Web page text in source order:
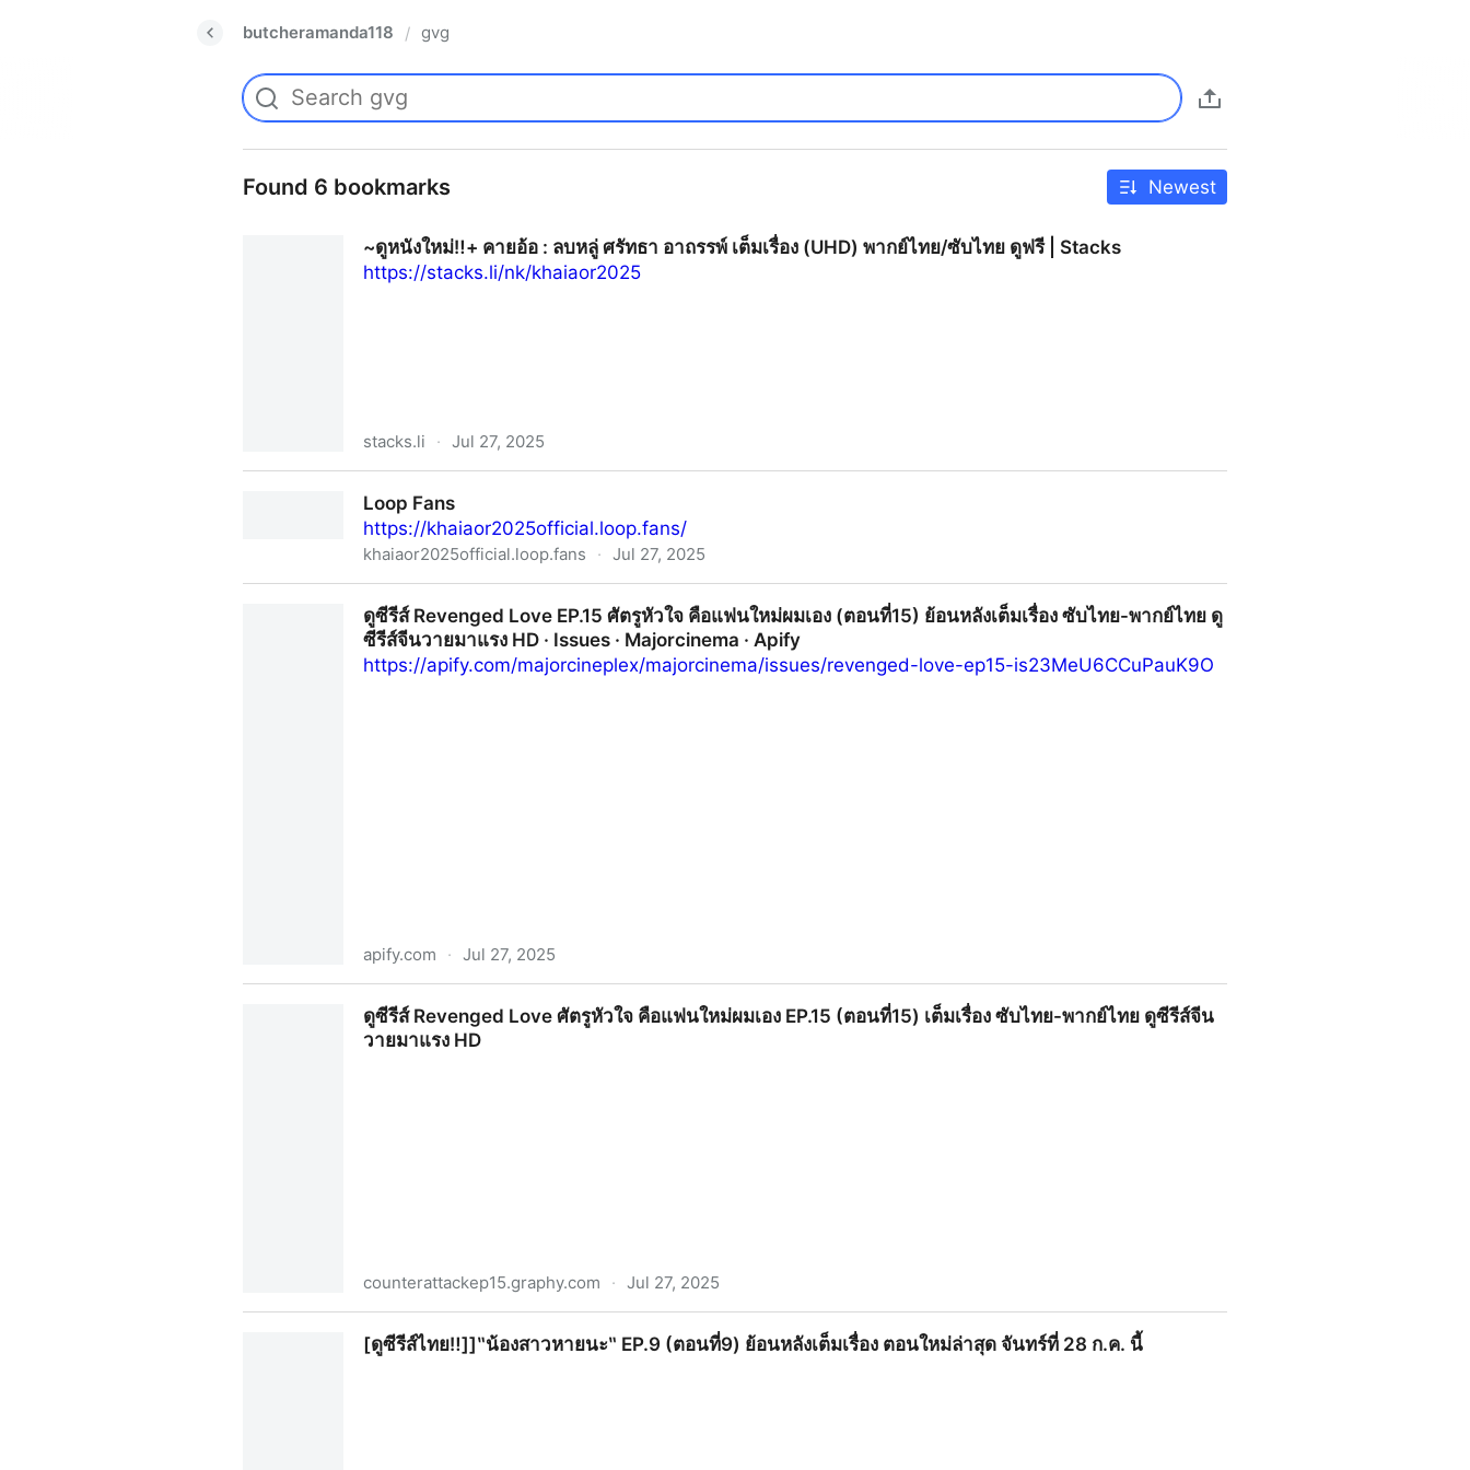
butcheramanda118 / gvg
Found 6 bookmarks Newest
~ดูหนังใหม่‼️+ คายอ้อ : ลบหลู่ ศรัทธา อาถรรพ์ เต็มเรื่อง (UHD) พากย์ไทย/ซับไทย ดูฟรี | Stacks
https://stacks.li/nk/khaiaor2025
stacks.li · Jul 27, 2025
Loop Fans
https://khaiaor2025official.loop.fans/
khaiaor2025official.loop.fans · Jul 27, 2025
ดูซีรีส์ Revenged Love EP.15 ศัตรูหัวใจ คือแฟนใหม่ผมเอง (ตอนที่15) ย้อนหลังเต็มเรื่อง ซับไทย-พากย์ไทย ดู
ซีรีส์จีนวายมาแรง HD · Issues · Majorcinema · Apify
https://apify.com/majorcineplex/majorcinema/issues/revenged-love-ep15-is23MeU6CCuPauK9O
apify.com · Jul 27, 2025
แรง HD · Issues · Majorcinema · Apify
ดูซีรีส์ Revenged Love ศัตรูหัวใจ คือแฟนใหม่ผมเอง EP.15 (ตอนที่15) เต็มเรื่อง ซับไทย-พากย์ไทย ดูซีรีส์จีน
วายมาแรง HD
counterattackep15.graphy.com · Jul 27, 2025
ดูซีรีส์ Revenged Love ศัตรูหัวใจ คือแฟนใหม่ผมเอง EP.15 (ตอนที่15) เต็มเรื่อง ซับไทย-พากย์ไทย ดูซีรีส์จีนวายมาแรง HD
[ดูซีรีส์ไทย‼️]]‶น้องสาวหายนะ‶ EP.9 (ตอนที่9) ย้อนหลังเต็มเรื่อง ตอนใหม่ล่าสุด จันทร์ที่ 28 ก.ค. นี้